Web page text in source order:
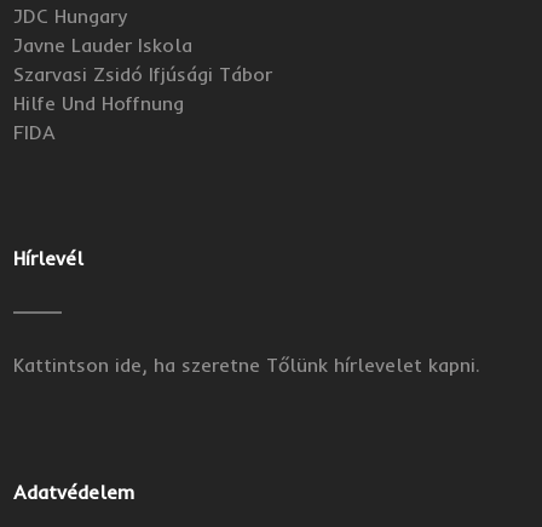
JDC Hungary
Javne Lauder Iskola
Szarvasi Zsidó Ifjúsági Tábor
Hilfe Und Hoffnung
FIDA
Hírlevél
Kattintson ide, ha szeretne Tőlünk hírlevelet kapni.
Adatvédelem